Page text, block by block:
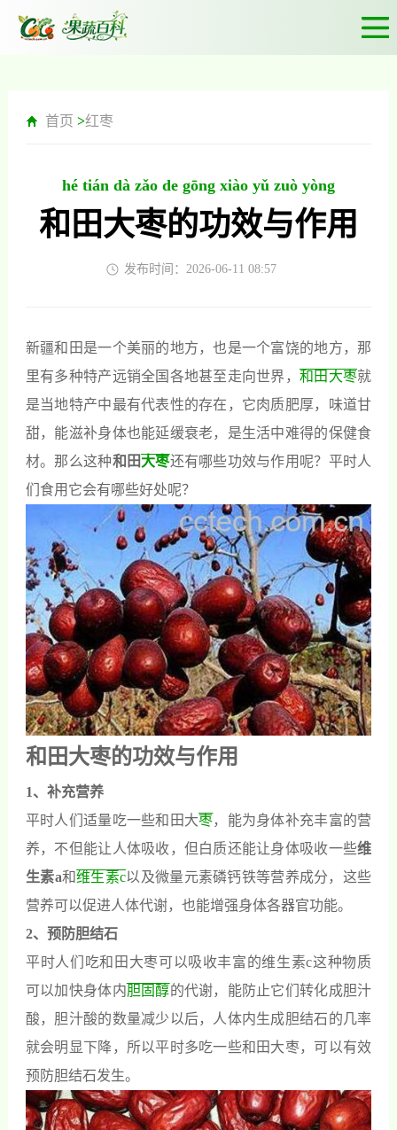
首页 >红枣
hé tián dà zǎo de gōng xiào yǔ zuò yòng
和田大枣的功效与作用
发布时间：2026-06-11 08:57
新疆和田是一个美丽的地方，也是一个富饶的地方，那
里有多种特产远销全国各地甚至走向世界， 和田大枣就
是当地特产中最有代表性的存在，它肉质肥厚，味道甘
甜，能滋补身体也能延缓衰老，是生活中难得的保健食
材。那么这种和田大枣还有哪些功效与作用呢？平时人
们食用它会有哪些好处呢？
和田大枣的功效与作用
1、补充营养
平时人们适量吃一些和田大枣，能为身体补充丰富的营
养，不但能让人体吸收，但白质还能让身体吸收一些维
生素a和维生素c以及微量元素磷钙铁等营养成分，这些
营养可以促进人体代谢，也能增强身体各器官功能。
2、预防胆结石
平时人们吃和田大枣可以吸收丰富的维生素c这种物质
可以加快身体内胆固醇的代谢，能防止它们转化成胆汁
酸，胆汁酸的数量减少以后，人体内生成胆结石的几率
就会明显下降，所以平时多吃一些和田大枣，可以有效
预防胆结石发生。